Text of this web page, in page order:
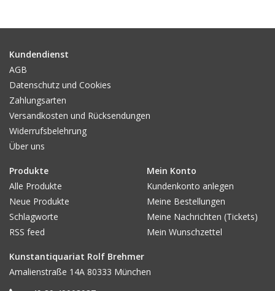
Fotografie
Varia & Rara
Kunst-Doku
Kundendienst
AGB
Datenschutz und Cookies
Zahlungsarten
Versandkosten und Rücksendungen
Widerrufsbelehrung
Über uns
Produkte
Alle Produkte
Neue Produkte
Schlagworte
RSS feed
Mein Konto
Kundenkonto anlegen
Meine Bestellungen
Meine Nachrichten (Tickets)
Mein Wunschzettel
Kunstantiquariat Rolf Brehmer
Amalienstraße 14A 80333 München